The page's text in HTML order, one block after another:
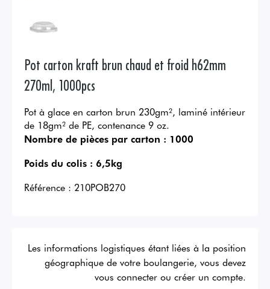
Pot carton kraft brun chaud et froid h62mm
270ml, 1000pcs
Pot à glace en carton brun 230gm², laminé intérieur
de 18gm² de PE, contenance 9 oz.
Nombre de pièces par carton : 1000
Poids du colis : 6,5kg
Référence : 210POB270
Les informations logistiques étant liées à la position
géographique de votre boulangerie, vous devez
vous connecter ou créer un compte.